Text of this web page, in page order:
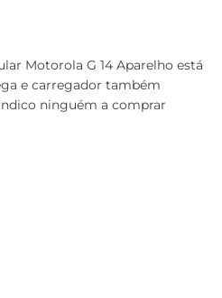
do Chip: Dual Chip + SD
e 5 GHz
Galileo
Anatel
Motorola G 14 Aparelho está
e carregador também
ninguém a comprar